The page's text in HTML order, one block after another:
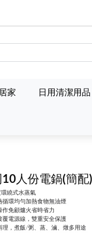
家 日用清潔用品
10人份電鍋(簡配
繞式水蒸氣
環均勻加熱食物無油煙
免顧爐火省時省力
電源線，雙重安全保護
，煮飯/粥、蒸、滷、燉多用途